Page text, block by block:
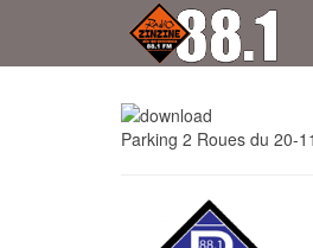
Parking 2 Roues du 20-